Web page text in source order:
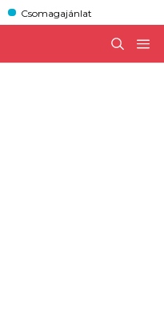
Csomagajánlat